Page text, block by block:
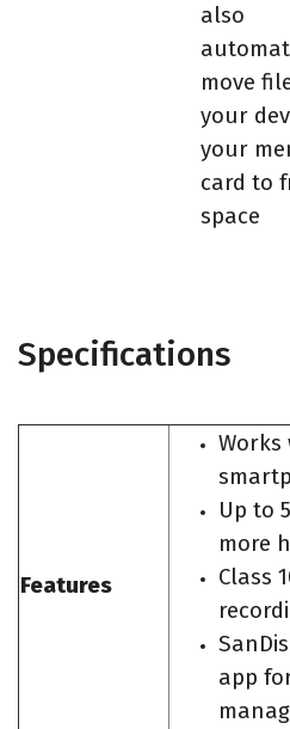
also
move
your
your
card to
space
Specifications
Features
Works
Up to
more
Class
app